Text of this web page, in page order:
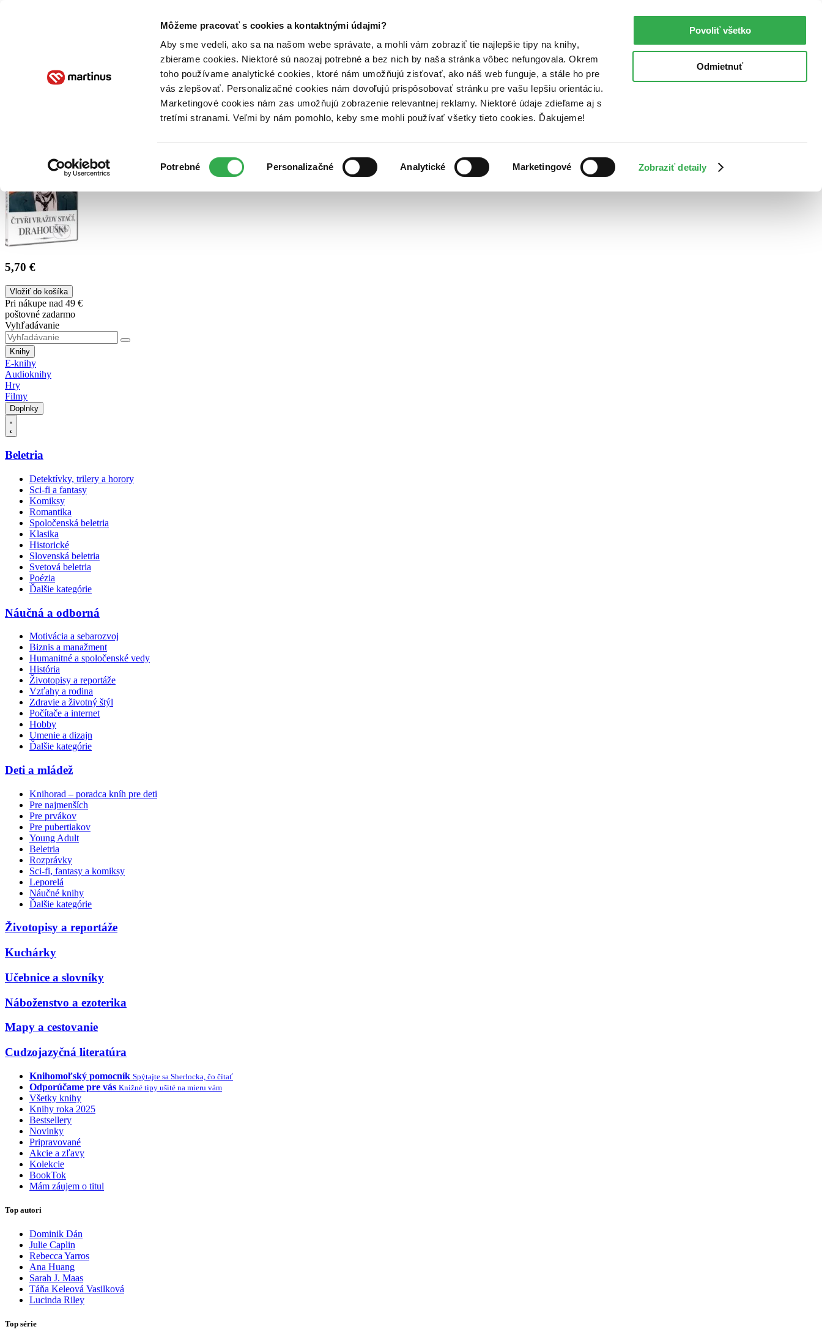
Môžeme pracovať s cookies a kontaktnými údajmi?
Aby sme vedeli, ako sa na našom webe správate, a mohli vám zobraziť tie najlepšie tipy na knihy,
zbierame cookies. Niektoré sú naozaj potrebné a bez nich by naša stránka vôbec nefungovala. Okrem
toho používame analytické cookies, ktoré nám umožňujú zisťovať, ako náš web funguje, a stále ho pre
vás zlepšovať. Personalizačné cookies nám dovoľujú prispôsobovať stránku pre vašu lepšiu orientáciu.
Marketingové cookies nám zas umožňujú zobrazenie relevantnej reklamy. Niektoré údaje zdieľame aj s
tretími stranami. Veľmi by nám pomohlo, keby sme mohli používať všetky tieto cookies. Ďakujeme!
súhlasu
Potrebné Personalizačné Analytické Marketingové Zobraziť detaily
Povoliť všetko
Odmietnuť
Poukážky Kontakt
5,70 €
Vložiť do košíka
Pri nákupe nad 49 €
poštovné zadarmo
Vyhľadávanie
Knihy
E-knihy
Audioknihy
Hry
Filmy
Doplnky
Beletria
Detektívky, trilery a horory
Sci-fi a fantasy
Komiksy
Romantika
Spoločenská beletria
Klasika
Historické
Slovenská beletria
Svetová beletria
Poézia
Ďalšie kategórie
Náučná a odborná
Motivácia a sebarozvoj
Biznis a manažment
Humanitné a spoločenské vedy
História
Životopisy a reportáže
Vzťahy a rodina
Zdravie a životný štýl
Počítače a internet
Hobby
Umenie a dizajn
Ďalšie kategórie
Deti a mládež
Knihorad – poradca kníh pre deti
Pre najmenších
Pre prvákov
Pre pubertiakov
Young Adult
Beletria
Rozprávky
Sci-fi, fantasy a komiksy
Leporelá
Náučné knihy
Ďalšie kategórie
Životopisy a reportáže
Kuchárky
Učebnice a slovníky
Náboženstvo a ezoterika
Mapy a cestovanie
Cudzojazyčná literatúra
Knihomoľský pomocník Spýtajte sa Sherlocka, čo čítať
Odporúčame pre vás Knižné tipy ušité na mieru vám
Všetky knihy
Knihy roka 2025
Bestsellery
Novinky
Pripravované
Akcie a zľavy
Kolekcie
BookTok
Mám záujem o titul
Top autori
Dominik Dán
Julie Caplin
Rebecca Yarros
Ana Huang
Sarah J. Maas
Táňa Keleová Vasilková
Lucinda Riley
Top série